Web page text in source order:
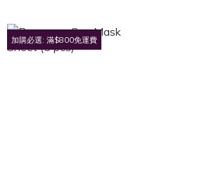
加購必選: 滿$800免運費